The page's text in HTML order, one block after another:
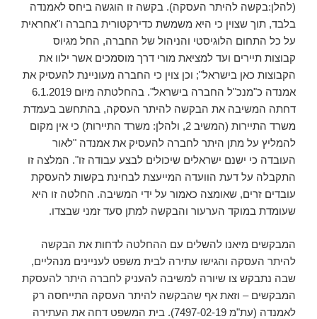
(להלן:בקשה להיתר העסקה). בקשה זו הוגשה ביחס לאמנדה
בלבד, תוך שצוין כי היא משמשת כדירקטורית בחברה ו"אחראית
על כל התחום הלוגיסטי והניהול של החברה, החל מגיוס
קבוצות תיירים ועד למציאת מורי דרך מוסמכים אשר ילוו את
הקבוצות כאן בישראל"; וכן צוין כי החברה מעוניינת להעסיק את
אמנדה כ"מנכ"ל החברה בישראל". בהחלטתה מיום 6.1.2019
דחתה המשיבה את הבקשה להיתר העסקה, בהתחשב בעמדת
משרד התיירות (המשיב 2, ולהלן: משרד התיירות) כי אין מקום
להמליץ על מתן היתר לחברה להעסיק את אמנדה "לאור
העובדה כי ישנם ישראלים שיכולים לבצע עבודה זו". המלצה זו
התקבלה על דעת הוועדה המייעצת לבחינת בקשות להעסקת
עובדים זרים, שאומצה כאמור על ידי המשיבה. החלטה זו היא
שעומדת במוקד הערעור והבקשה למתן סעד זמני שבצדו.
המבקשים מיאנו להשלים עם ההחלטה לדחות את הבקשה
להיתר העסקה והגישו עתירה לבית משפט לעניינים מנהליים,
שבה נתבקש צו שיורה למשיבה להעניק לחברה היתר להעסקת
המבקשים – וזאת אף שהבקשה להיתר העסקה התייחסה רק
לאמנדה (עת"מ 7497-02-19). בית המשפט דחה את העתירה